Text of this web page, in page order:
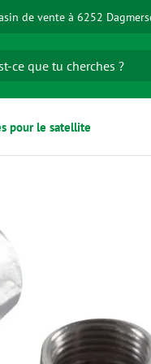
de vente à 6252
pour le satellite